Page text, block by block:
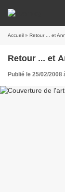
Accueil » Retour ... et
Retour ... et
Publié le 25/02/2008